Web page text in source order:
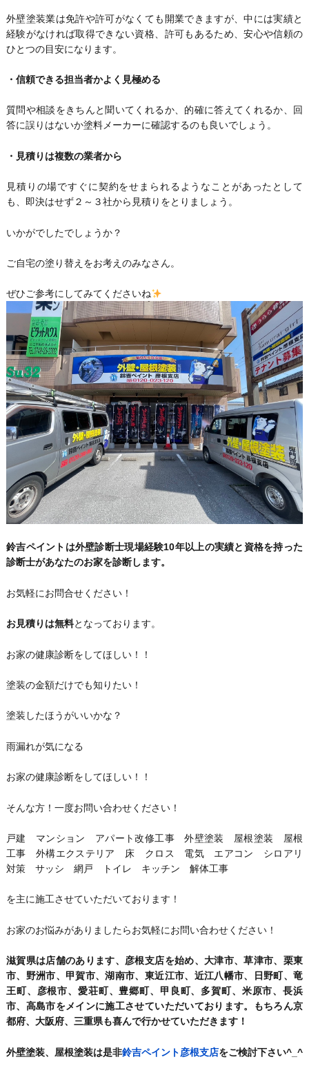
外壁塗装業は免許や許可がなくても開業できますが、中には実績と
経験がなければ取得できない資格、許可もあるため、安心や信頼の
ひとつの目安になります。
・信頼できる担当者かよく見極める
質問や相談をきちんと聞いてくれるか、的確に答えてくれるか、回
答に誤りはないか塗料メーカーに確認するのも良いでしょう。
・見積りは複数の業者から
見積りの場ですぐに契約をせまられるようなことがあったとして
も、即決はせず２～３社から見積りをとりましょう。
いかがでしたでしょうか？
ご自宅の塗り替えをお考えのみなさん。
ぜひご参考にしてみてくださいね
鈴吉ペイントは外壁診断士現場経験10年以上の実績と資格を持った
診断士があなたのお家を診断します。
お気軽にお問合せください！
お見積りは無料となっております。
お家の健康診断をしてほしい！！
塗装の金額だけでも知りたい！
塗装したほうがいいかな？
雨漏れが気になる
お家の健康診断をしてほしい！！
そんな方！一度お問い合わせください！
戸建 マンション アパート改修工事 外壁塗装 屋根塗装 屋根
工事 外構エクステリア 床 クロス 電気 エアコン シロアリ
対策 サッシ 網戸 トイレ キッチン 解体工事
を主に施工させていただいております！
お家のお悩みがありましたらお気軽にお問い合わせください！
滋賀県は店舗のあります、彦根支店を始め、大津市、草津市、栗東
市、野洲市、甲賀市、湖南市、東近江市、近江八幡市、日野町、竜
王町、彦根市、愛荘町、豊郷町、甲良町、多賀町、米原市、長浜
市、高島市をメインに施工させていただいております。もちろん京
都府、大阪府、三重県も喜んで行かせていただきます！
外壁塗装、屋根塗装は是非鈴吉ペイント彦根支店をご検討下さい^_^